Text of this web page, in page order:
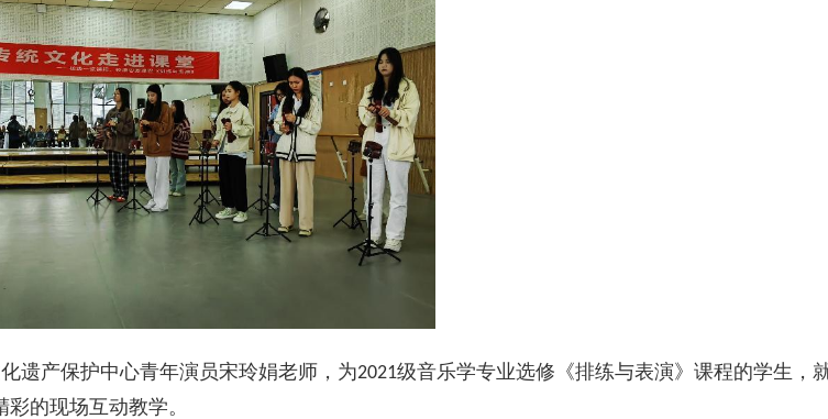
遗产保护中心青年演员宋玲娟老师，为2021级音乐学专业选修《排练与表演》课程的学生，
的现场互动教学。